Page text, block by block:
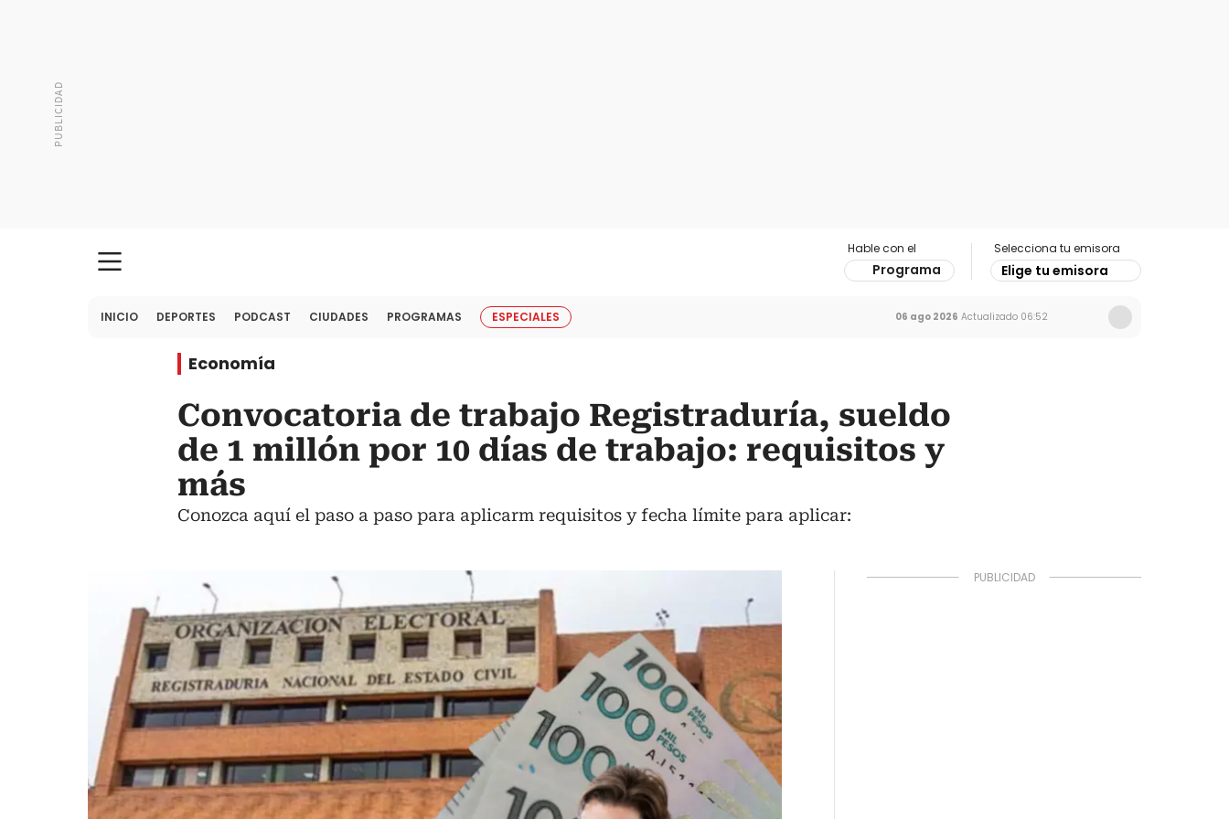
Hable con el
Programa
Selecciona tu emisora
Elige tu emisora
INICIO DEPORTES PODCAST CIUDADES PROGRAMAS ESPECIALES 06 ago 2026 Actualizado 06:52
Economía
Convocatoria de trabajo Registraduría, sueldo
de 1 millón por 10 días de trabajo: requisitos y
más
Conozca aquí el paso a paso para aplicarm requisitos y fecha límite para aplicar: